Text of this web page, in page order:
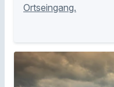
Ortseingang.